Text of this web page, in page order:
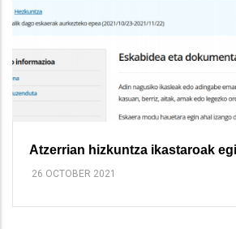
Atzerrian hizkuntza ikastaroak
26 OCTOBER 2021